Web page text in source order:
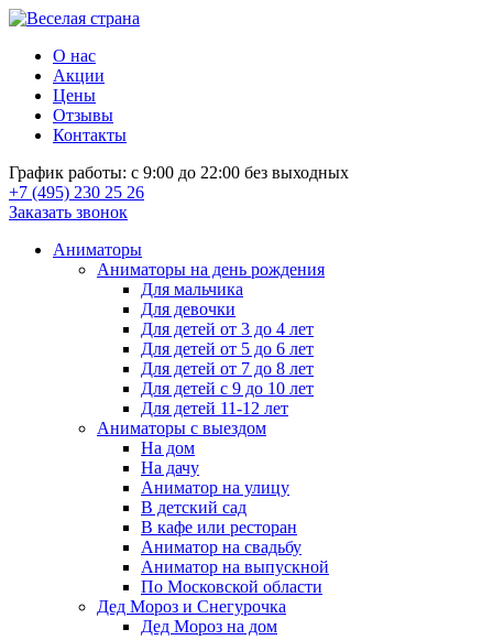
О нас
Акции
Цены
Отзывы
Контакты
График работы: с 9:00 до 22:00 без выходных
+7 (495) 230 25 26
Заказать звонок
Аниматоры
Аниматоры на день рождения
Для мальчика
Для девочки
Для детей от 3 до 4 лет
Для детей от 5 до 6 лет
Для детей от 7 до 8 лет
Для детей с 9 до 10 лет
Для детей 11-12 лет
Аниматоры с выездом
На дом
На дачу
Аниматор на улицу
В детский сад
В кафе или ресторан
Аниматор на свадьбу
Аниматор на выпускной
По Московской области
Дед Мороз и Снегурочка
Дед Мороз на дом